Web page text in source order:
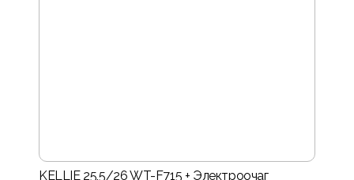
KELLIE 25,5/26 WT-F715 + Электроочаг